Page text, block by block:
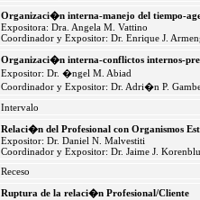
Organizaci�n interna-manejo del tiempo-
Expositora: Dra. Angela M. Vattino
Coordinador y Expositor: Dr. Enrique J.
Organizaci�n interna-conflictos internos-
Expositor: Dr. �ngel M. Abiad
Coordinador y Expositor: Dr. Adri�n P.
Intervalo
Relaci�n del Profesional con Organismos
Expositor: Dr. Daniel N. Malvestiti
Coordinador y Expositor: Dr. Jaime J.
Receso
Ruptura de la relaci�n Profesional/Cliente